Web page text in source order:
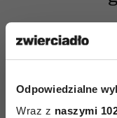
Odpowiedzialne
Wraz z naszymi
Trzy dni później
piętro, godz.